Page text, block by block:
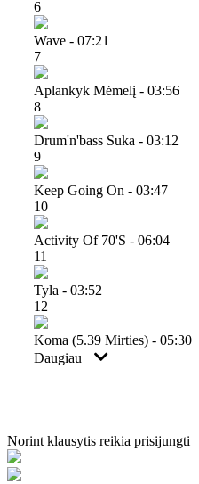
6
Wave - 07:21
7
Aplankyk Mėmelį - 03:56
8
Drum'n'bass Suka - 03:12
9
Keep Going On - 03:47
10
Activity Of 70's - 06:04
11
Tyla - 03:52
12
Koma (5.39 Mirties) - 05:30
Daugiau
Norint klausytis reikia prisijungti